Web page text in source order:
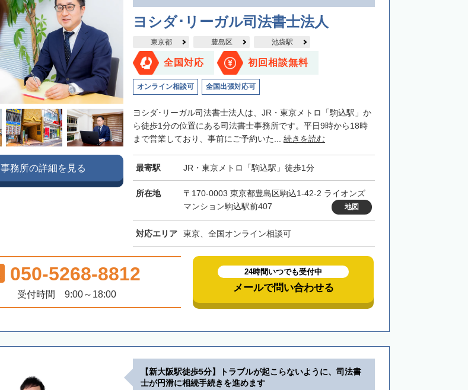
ヨシダ･リーガル司法書士法人
東京都 豊島区 池袋駅
全国対応 初回相談無料
オンライン相談可 全国出張対応可
ヨシダ･リーガル司法書士法人は、JR・東京メトロ「駒込駅」か
ら徒歩1分の位置にある司法書士事務所です。平日9時から18時
まで営業しており、事前にご予約いた... 続きを読む
最寄駅 JR・東京メトロ「駒込駅」徒歩1分
所在地
〒170-0003 東京都豊島区駒込1-42-2 ライオンズ
マンション駒込駅前407
地図
対応エリア 東京、全国オンライン相談可
事務所の詳細を見る
050-5268-8812
受付時間 9:00～18:00
24時間いつでも受付中
メールで問い合わせる
【新大阪駅徒歩5分】トラブルが起こらないように、司法書
士が円滑に相続手続きを進めます